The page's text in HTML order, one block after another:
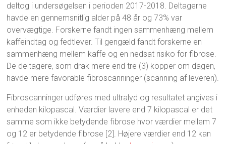
deltog i undersøgelsen i perioden 2017-2018. Deltagerne
havde en gennemsnitlig alder på 48 år og 73% var
overvægtige. Forskerne fandt ingen sammenhæng mellem
kaffeindtag og fedtlever. Til gengæld fandt forskerne en
sammenhæng mellem kaffe og en nedsat risiko for fibrose.
De deltagere, som drak mere end tre (3) kopper om dagen,
havde mere favorable fibroscanninger (scanning af leveren).
Fibroscanninger udføres med ultralyd og resultatet angives i
enheden kilopascal. Værdier lavere end 7 kilopascal er det
samme som ikke betydende fibrose hvor værdier mellem 7
og 12 er betydende fibrose [2]. Højere værdier end 12 kan